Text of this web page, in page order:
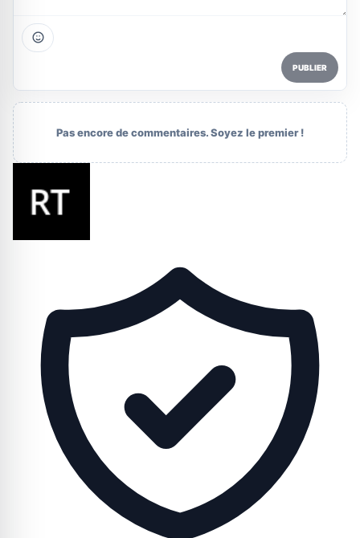
PUBLIER
Pas encore de commentaires. Soyez le premier !